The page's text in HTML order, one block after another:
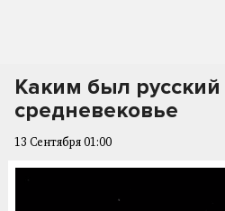
Каким был русский
средневековье
13 Сентября 01:00